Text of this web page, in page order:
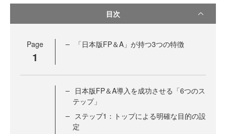
目次
Page
1
「日本版FP＆A」が持つ3つの特徴
日本版FP＆A導入を成功させる「6つのス
テップ」
ステップ1：トップによる明確な目的の設
定